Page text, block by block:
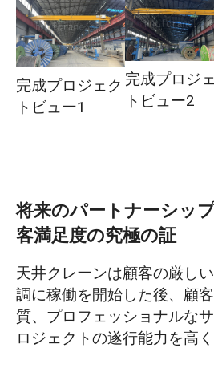
完成プロジェク
トビュー1
完成プロジ
トビュー2
将来のパートナーシッ
客満足度の究極の証
天井クレーンは顧客の厳し
調に稼働を開始した後、顧
質、プロフェッショナルな
ロジェクトの遂行能力を高